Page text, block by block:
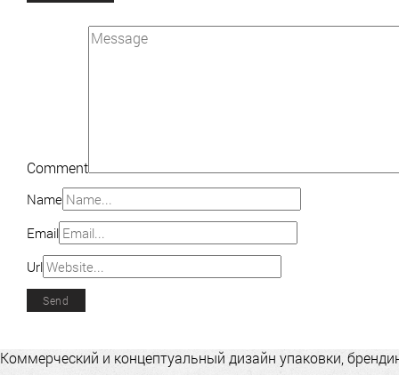
Comment
Name
Email
Url
Коммерческий и концептуальный дизайн упаковки,